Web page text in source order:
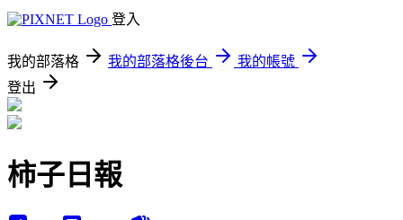
登入
我的部落格 我的部落格後台
我的帳號
登出
柿子日報